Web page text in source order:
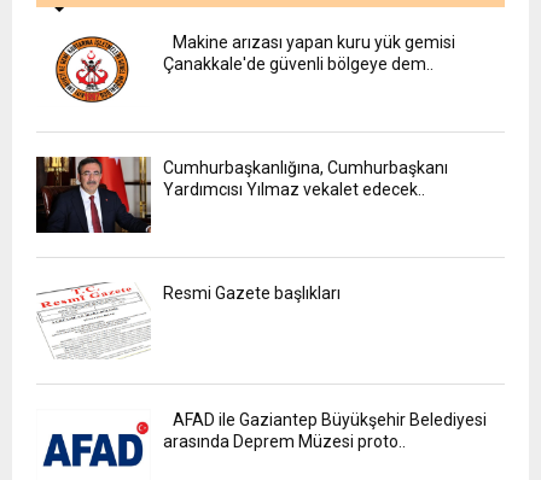
Makine arızası yapan kuru yük gemisi
Çanakkale'de güvenli bölgeye dem..
Cumhurbaşkanlığına, Cumhurbaşkanı
Yardımcısı Yılmaz vekalet edecek..
Resmi Gazete başlıkları
AFAD ile Gaziantep Büyükşehir Belediyesi
arasında Deprem Müzesi proto..